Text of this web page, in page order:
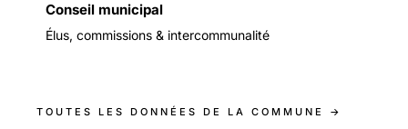
Conseil municipal
Élus, commissions & intercommunalité
TOUTES LES DONNÉES DE LA COMMUNE →